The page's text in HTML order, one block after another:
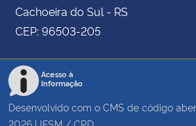
Cachoeira do Sul - RS
CEP: 96503-205
Acesso à
Informação
Desenvolvido com o CMS de código
2026 UFSM / CPD